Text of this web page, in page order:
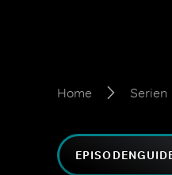
Home Serien